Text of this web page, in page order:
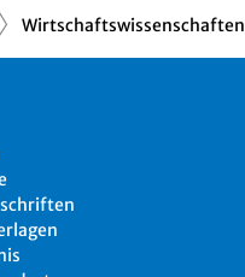
Wirtschaftswissenschaften